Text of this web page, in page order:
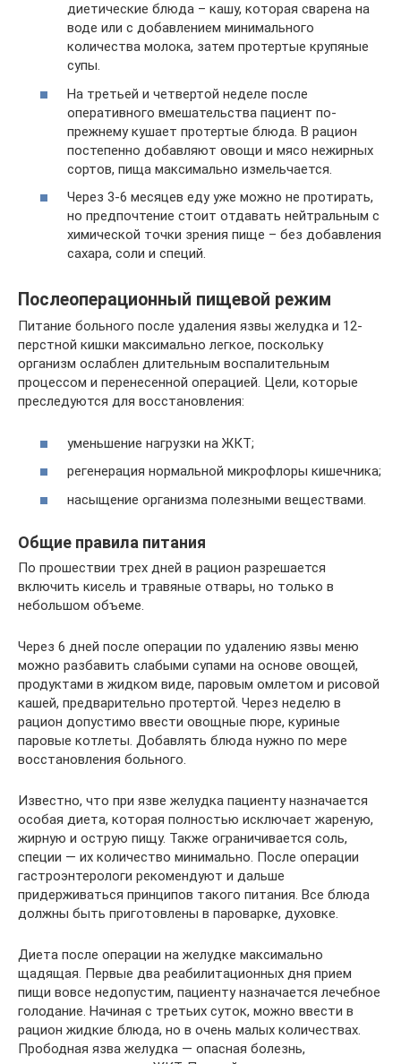
диетические блюда – кашу, которая сварена на
воде или с добавлением минимального
количества молока, затем протертые крупяные
супы.
На третьей и четвертой неделе после
оперативного вмешательства пациент по-
прежнему кушает протертые блюда. В рацион
постепенно добавляют овощи и мясо нежирных
сортов, пища максимально измельчается.
Через 3-6 месяцев еду уже можно не протирать,
но предпочтение стоит отдавать нейтральным с
химической точки зрения пище – без добавления
сахара, соли и специй.
Послеоперационный пищевой режим
Питание больного после удаления язвы желудка и 12-
перстной кишки максимально легкое, поскольку
организм ослаблен длительным воспалительным
процессом и перенесенной операцией. Цели, которые
преследуются для восстановления:
уменьшение нагрузки на ЖКТ;
регенерация нормальной микрофлоры кишечника;
насыщение организма полезными веществами.
Общие правила питания
По прошествии трех дней в рацион разрешается
включить кисель и травяные отвары, но только в
небольшом объеме.
Через 6 дней после операции по удалению язвы меню
можно разбавить слабыми супами на основе овощей,
продуктами в жидком виде, паровым омлетом и рисовой
кашей, предварительно протертой. Через неделю в
рацион допустимо ввести овощные пюре, куриные
паровые котлеты. Добавлять блюда нужно по мере
восстановления больного.
Известно, что при язве желудка пациенту назначается
особая диета, которая полностью исключает жареную,
жирную и острую пищу. Также ограничивается соль,
специи — их количество минимально. После операции
гастроэнтерологи рекомендуют и дальше
придерживаться принципов такого питания. Все блюда
должны быть приготовлены в пароварке, духовке.
Диета после операции на желудке максимально
щадящая. Первые два реабилитационных дня прием
пищи вовсе недопустим, пациенту назначается лечебное
голодание. Начиная с третьих суток, можно ввести в
рацион жидкие блюда, но в очень малых количествах.
Прободная язва желудка — опасная болезнь,